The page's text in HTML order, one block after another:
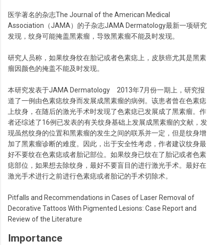
医学著名的杂志The Journal of the American Medical
Association（JAMA）的子杂志JAMA Dermatology最新一项研究
发现，纹身可能掩盖黑素瘤，导致黑素瘤不能及时发现。
研究人员称，如果纹身纹在胎记或者色素痣上，皮肤癌尤其是黑素
瘤因颜色的掩盖不能及时发现。
本研究发表于JAMA Dermatology 2013年7月份一期上，研究报
道了一例由色素痣纹身而发展成黑素瘤的病例。该患者曾在色素痣
上纹身，在随后的激光手术时发现了色素痣已发展成了黑素瘤。作
者还综述了16例已发表的有关纹身基础上发展成黑素瘤的文献，发
现虽然纹身的位置和黑素瘤的发生之间的联系并一定，但是纹身增
加了黑素瘤诊断的难度。因此，出于安全性考虑，作者建议纹身最
好不要纹在色素痣或者胎记部位。如果纹身已纹在了胎记或者色素
痣部位，如果想去除纹身，最好不要盲目的进行激光手术。最好在
激光手术进行之前进行色素痣或者胎记的手术切除术。
Pitfalls and Recommendations in Cases of Laser Removal of
Decorative Tattoos With Pigmented Lesions: Case Report and
Review of the Literature
Importance